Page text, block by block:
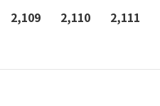
2,109 2,110 2,111